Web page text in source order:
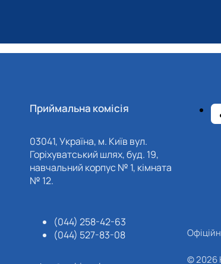
Приймальна комісія
03041, Україна, м. Київ вул.
Горіхуватський шлях, буд. 19,
навчальний корпус № 1, кімната
№ 12.
(044) 258-42-63
(044) 527-83-08
© 2026